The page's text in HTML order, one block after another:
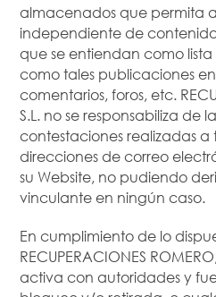
almacenados que permita
independiente de
que se entiendan como
como tales publicaciones en
comentarios, foros, etc.
S.L. no se responsabiliza de
contestaciones realizadas a
direcciones de correo
su Website, no pudiendo
vinculante en ningún caso.
En cumplimiento de lo
RECUPERACIONES
activa con autoridades y